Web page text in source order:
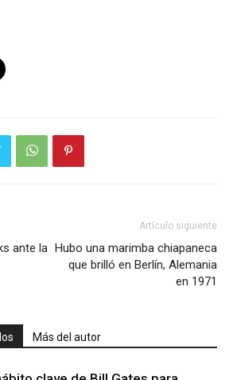
ante la
Artículo siguiente
Hubo una marimba chiapaneca
que brilló en Berlín, Alemania
en 1971
Más del autor